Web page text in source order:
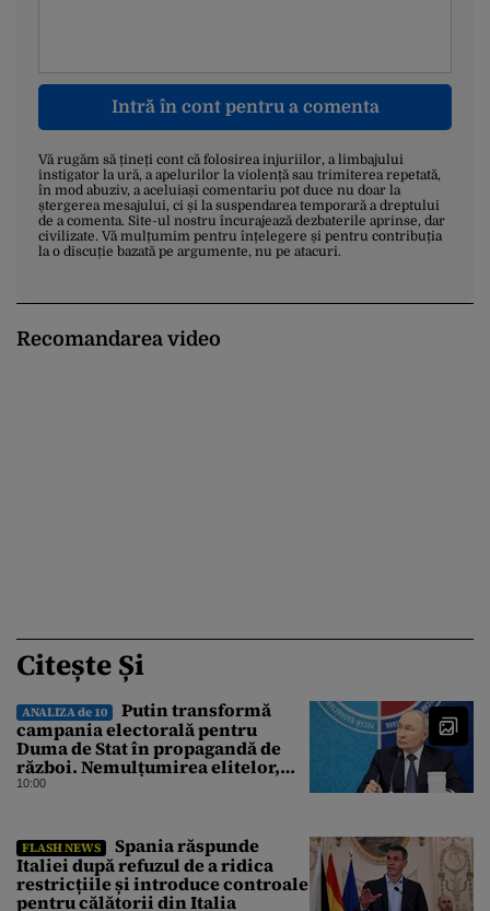
Intră în cont pentru a comenta
Vă rugăm să țineți cont că folosirea injuriilor, a limbajului
instigator la ură, a apelurilor la violență sau trimiterea repetată,
în mod abuziv, a aceluiași comentariu pot duce nu doar la
ștergerea mesajului, ci și la suspendarea temporară a dreptului
de a comenta. Site-ul nostru încurajează dezbaterile aprinse, dar
civilizate. Vă mulțumim pentru înțelegere și pentru contribuția
la o discuție bazată pe argumente, nu pe atacuri.
Recomandarea video
Citește Și
ANALIZA de 10
Putin transformă
campania electorală pentru
Duma de Stat în propagandă de
război. Nemulțumirea elitelor,
tratată cu indiferență la Kremlin
10:00
FLASH NEWS
Spania răspunde
Italiei după refuzul de a ridica
restricțiile și introduce controale
pentru călătorii din Italia